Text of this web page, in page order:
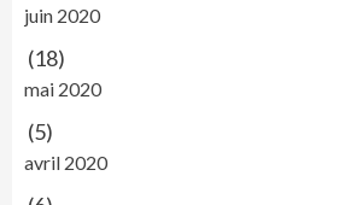
juin 2020
(18)
mai 2020
(5)
avril 2020